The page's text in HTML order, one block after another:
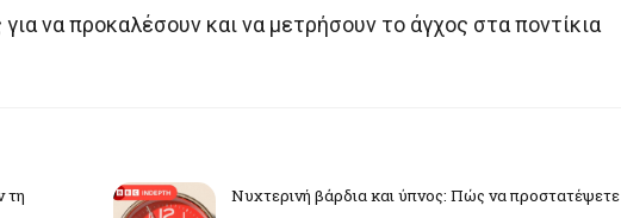
να προκαλέσουν και να μετρήσουν το άγχος στα ποντίκια
τη
Νυχτερινή βάρδια και ύπνος: Πώς να προστατέψετε